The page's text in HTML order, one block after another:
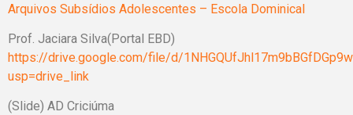
Arquivos Subsídios Adolescentes – Escola Dominical
Prof. Jaciara Silva(Portal EBD)
https://drive.google.com/file/d/
usp=drive_link
(Slide) AD Criciúma